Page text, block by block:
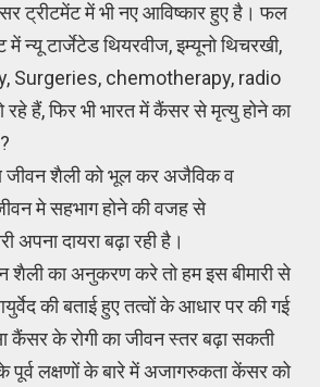
ट्रीटमेंट में भी नए आविष्कार हुए है। फल
न्यू टार्जेटेड थियरवीज, इम्यूनो थिचरखी,
Surgeries, chemotherapy, radio
रहे हैं, फिर भी भारत में कैंसर से मृत्यु होने का
जीवन शैली को भूल कर अजैविक व
मे सहभाग होने की वजह से
अपना दायरा बढ़ा रही है।
शैली का अनुकरण करे तो हम इस बीमारी से
की बताई हुए तत्वों के आधार पर की गई
कैंसर के रोगी का जीवन स्तर बढ़ा सकती
पूर्व लक्षणों के बारे में अजागरुकता केंसर को